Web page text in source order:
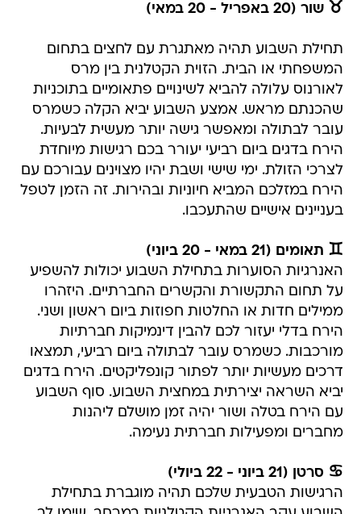
♉ שור (20 באפריל - 20 במאי)
תחילת השבוע תהיה מאתגרת עם לחצים בתחום
המשפחתי או הבית. הזוית הקטלנית בין מרס
לאורנוס עלולה להביא לשינויים פתאומיים בתוכניות
שהכנתם מראש. אמצע השבוע יביא הקלה כשמרס
עובר לבתולה ומאפשר גישה יותר מעשית לבעיות.
הירח בדגים ביום רביעי יעורר בכם רגישות מיוחדת
לצרכי הזולת. ימי שישי ושבת יהיו מצוינים עבורכם עם
הירח במזלכם המביא חיוניות ובהירות. זה הזמן לטפל
בעניינים אישיים שהתעכבו.
♊ תאומים (21 במאי - 20 ביוני)
האנרגיות הסוערות בתחילת השבוע יכולות להשפיע
על תחום התקשורת והקשרים החברתיים. היזהרו
ממילים חדות או החלטות חפוזות ביום ראשון ושני.
הירח בדלי יעזור לכם להבין דינמיקות חברתיות
מורכבות. כשמרס עובר לבתולה ביום רביעי, תמצאו
דרכים מעשיות יותר לפתור קונפליקטים. הירח בדגים
יביא השראה יצירתית במחצית השבוע. סוף השבוע
עם הירח בטלה ושור יהיה זמן מושלם ליהנות
מחברים ומפעילות חברתית נעימה.
♋ סרטן (21 ביוני - 22 ביולי)
הרגישות הטבעית שלכם תהיה מוגברת בתחילת